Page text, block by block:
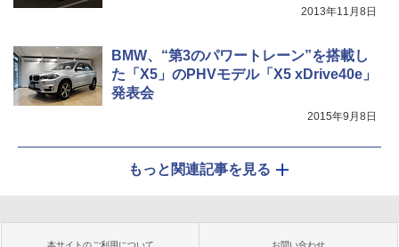
2013年11月8日
BMW、“第3のパワートレーン”を搭載し
た「X5」のPHVモデル「X5 xDrive40e」
発表会
2015年9月8日
もっと関連記事を見る
本サイトのご利用について お問い合わせ